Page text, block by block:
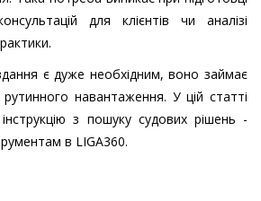
для клієнтів чи аналізі
є дуже необхідним, воно займає
навантаження. У цій статті
з пошуку судових рішень -
в LIGA360.